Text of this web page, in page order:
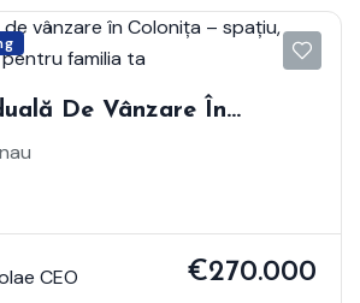
De Vânzare În
Calitate Și Confort
CEO €270.000